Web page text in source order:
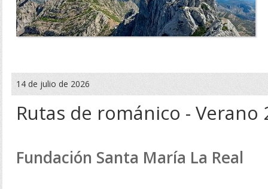
14 de julio de 2026
Rutas de románico - Verano
Fundación Santa María La Real